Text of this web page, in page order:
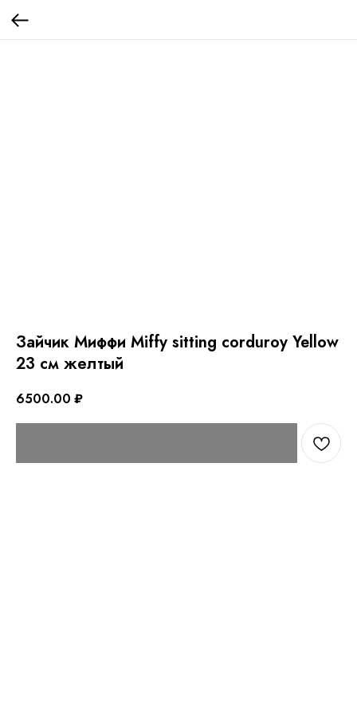
Зайчик Миффи Miffy sitting corduroy Yellow
23 см желтый
6500.00 ₽